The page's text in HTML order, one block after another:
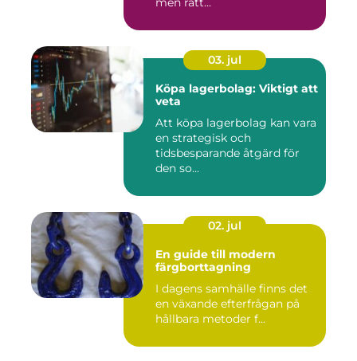
03. jul
Köpa lagerbolag: Viktigt att
veta
Att köpa lagerbolag kan vara
en strategisk och
tidsbesparande åtgärd för
den so...
02. jul
En guide till modern
färgborttagning
I dagens samhälle finns det
en växande efterfrågan på
hållbara metoder f...